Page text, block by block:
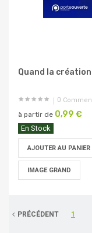
Quand la
0
à partir de 0,99 €
En Stock
AJOUTER AU PANIER
IMAGE GRAND
PRÉCÉDENT 1